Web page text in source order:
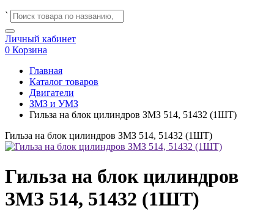
`
Личный кабинет
0 Корзина
Главная
Каталог товаров
Двигатели
ЗМЗ и УМЗ
Гильза на блок цилиндров ЗМЗ 514, 51432 (1ШТ)
Гильза на блок цилиндров ЗМЗ 514, 51432 (1ШТ)
Гильза на блок цилиндров
ЗМЗ 514, 51432 (1ШТ)